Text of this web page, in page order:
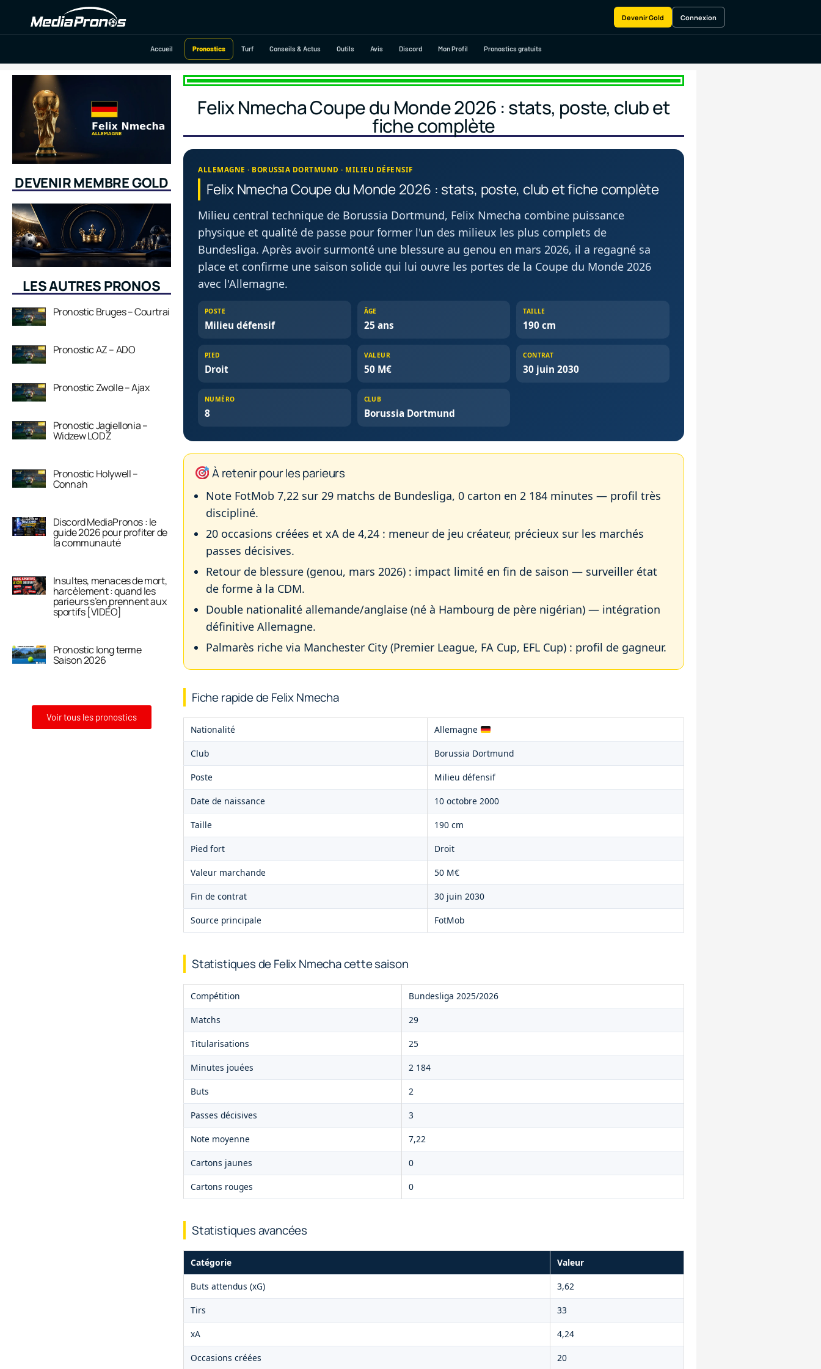
Devenir Gold Connexion
Accueil Pronostics Turf Conseils & Actus Outils Avis Discord Mon Profil Pronostics gratuits
DEVENIR MEMBRE GOLD
LES AUTRES PRONOS
Pronostic Bruges – Courtrai
Pronostic AZ – ADO
Pronostic Zwolle – Ajax
Pronostic Jagiellonia –
Widzew LODZ
Pronostic Holywell –
Connah
Discord MediaPronos : le
guide 2026 pour profiter de
la communauté
Insultes, menaces de mort,
harcèlement : quand les
parieurs s’en prennent aux
sportifs [VIDÉO]
Pronostic long terme
Saison 2026
Voir tous les pronostics
Felix Nmecha Coupe du Monde 2026 : stats, poste, club et
fiche complète
ALLEMAGNE · BORUSSIA DORTMUND · MILIEU DÉFENSIF
Felix Nmecha Coupe du Monde 2026 : stats, poste, club et fiche complète
Milieu central technique de Borussia Dortmund, Felix Nmecha combine puissance
physique et qualité de passe pour former l'un des milieux les plus complets de
Bundesliga. Après avoir surmonté une blessure au genou en mars 2026, il a regagné sa
place et confirme une saison solide qui lui ouvre les portes de la Coupe du Monde 2026
avec l'Allemagne.
POSTE
Milieu défensif
ÂGE
25 ans
TAILLE
190 cm
PIED
Droit
VALEUR
50 M€
CONTRAT
30 juin 2030
NUMÉRO
8
CLUB
Borussia Dortmund
À retenir pour les parieurs
Note FotMob 7,22 sur 29 matchs de Bundesliga, 0 carton en 2 184 minutes — profil très
discipliné.
20 occasions créées et xA de 4,24 : meneur de jeu créateur, précieux sur les marchés
passes décisives.
Retour de blessure (genou, mars 2026) : impact limité en fin de saison — surveiller état
de forme à la CDM.
Double nationalité allemande/anglaise (né à Hambourg de père nigérian) — intégration
définitive Allemagne.
Palmarès riche via Manchester City (Premier League, FA Cup, EFL Cup) : profil de gagneur.
Fiche rapide de Felix Nmecha
Nationalité Allemagne
Club Borussia Dortmund
Poste Milieu défensif
Date de naissance 10 octobre 2000
Taille 190 cm
Pied fort Droit
Valeur marchande 50 M€
Fin de contrat 30 juin 2030
Source principale FotMob
Statistiques de Felix Nmecha cette saison
Compétition Bundesliga 2025/2026
Matchs 29
Titularisations 25
Minutes jouées 2 184
Buts 2
Passes décisives 3
Note moyenne 7,22
Cartons jaunes 0
Cartons rouges 0
Statistiques avancées
Catégorie Valeur
Buts attendus (xG) 3,62
Tirs 33
xA 4,24
Occasions créées 20